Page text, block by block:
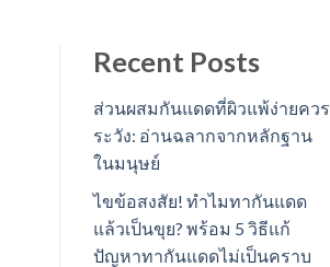
Recent Posts
ส่วนผสมกันแดดที่ผิวแพ้ง่ายควร
ระวัง: อ่านฉลากจากหลักฐาน
ในมนุษย์
ไขข้อสงสัย! ทำไมทากันแดด
แล้วเป็นขุย? พร้อม 5 วิธีแก้
ปัญหาทากันแดดไม่เป็นคราบ